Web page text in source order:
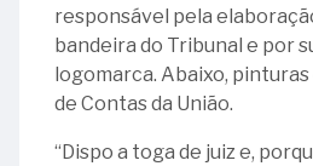
responsável pela
bandeira do Tribunal e por
logomarca. Abaixo,
de Contas da União.
“Dispo a toga de juiz e,